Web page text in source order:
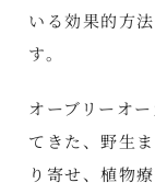
いる効果的方
す。
オーブリーオ
てきた、野生
り寄せ、植物